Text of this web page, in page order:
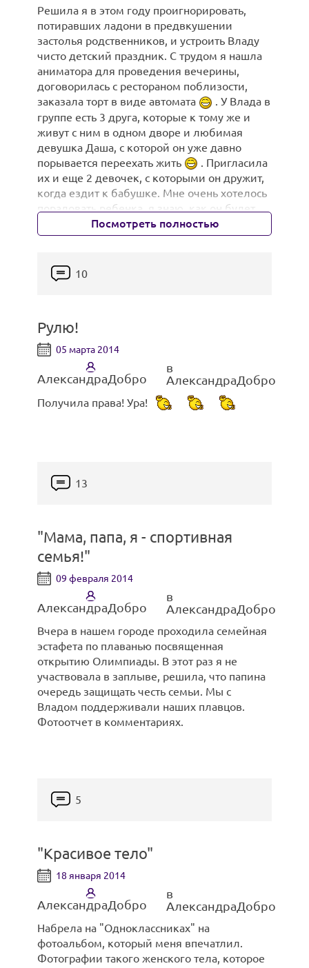
Продолжение в комментах
Решила я в этом году проигнорировать,
потиравших ладони в предвкушении
застолья родственников, и устроить Владу
чисто детский праздник. С трудом я нашла
аниматора для проведения вечерины,
договорилась с рестораном поблизости,
заказала торт в виде автомата
. У Влада в
группе есть 3 друга, которые к тому же и
живут с ним в одном дворе и любимая
девушка Даша, с которой он уже давно
порывается переехать жить
. Пригласила
их и еще 2 девочек, с которыми он дружит,
когда ездит к бабушке. Мне очень хотелось
порадовать ребенка, я знаю, как он будет
счастлив видеть всех своих друзей. Пришли,
правда, не все, но праздника это не
С подружкой:
Сам капитан Флинт:
Посмотреть полностью
10
Рулю!
05 марта 2014
АлександраДобро
в
АлександраДобро
Получила права! Ура!
13
"Мама, папа, я - спортивная
семья!"
09 февраля 2014
АлександраДобро
в
АлександраДобро
Вчера в нашем городе проходила семейная
эстафета по плаванью посвященная
открытию Олимпиады. В этот раз я не
участвовала в заплыве, решила, что папина
очередь защищать честь семьи. Мы с
Владом поддерживали наших плавцов.
Фотоотчет в комментариях.
5
"Красивое тело"
18 января 2014
АлександраДобро
в
АлександраДобро
Набрела на "Одноклассниках" на
фотоальбом, который меня впечатлил.
Фотографии такого женского тела, которое